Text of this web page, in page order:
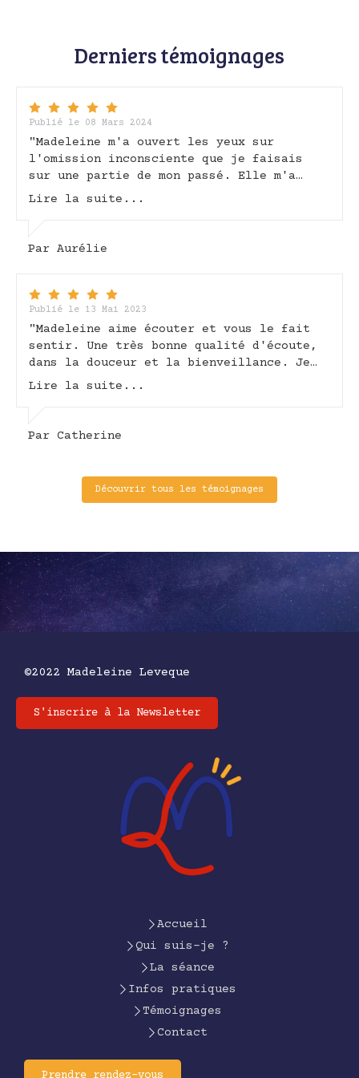
Derniers témoignages
Publié le 08 Mars 2024
"Madeleine m'a ouvert les yeux sur
l'omission inconsciente que je faisais
sur une partie de mon passé. Elle m'a
aussi permise de prendre conscience des
ce partage Madeleine."
Lire la suite...
Par Aurélie
Publié le 13 Mai 2023
"Madeleine aime écouter et vous le fait
sentir. Une très bonne qualité d'écoute,
dans la douceur et la bienveillance. Je
recommande chaudement cette thérapeute.
Lire la suite...
Par Catherine
Découvrir tous les témoignages
©2022 Madeleine Leveque
S'inscrire à la Newsletter
Accueil
Qui suis-je ?
La séance
Infos pratiques
Témoignages
Contact
Prendre rendez-vous